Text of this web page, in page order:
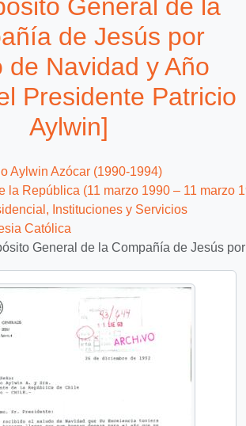
General de la
de Jesús por
de Navidad y Año
Presidente Patricio
Aylwin]
Aylwin Azócar (1990-1994)
la República (11 marzo 1990 – 11 marzo
Instituciones y Servicios
Católica
General de la Compañía de Jesús